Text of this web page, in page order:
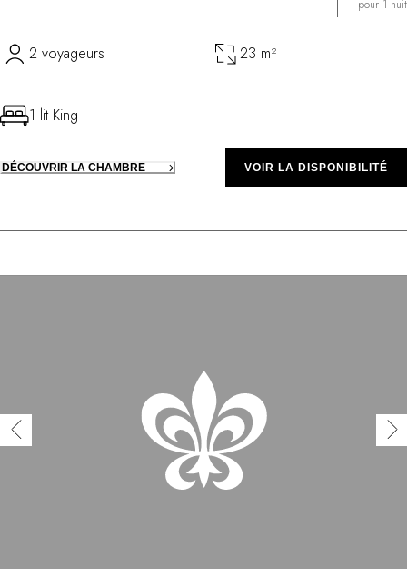
pour 1 nuit
2 voyageurs 23 m²
1 lit King
DÉCOUVRIR LA CHAMBRE VOIR LA DISPONIBILITÉ